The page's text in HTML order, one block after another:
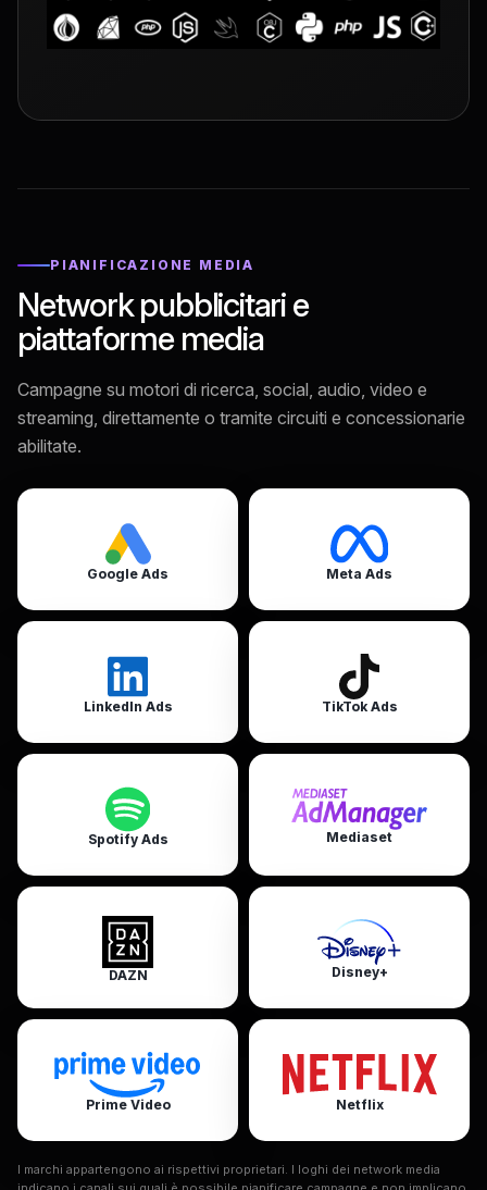
PIANIFICAZIONE MEDIA
Network pubblicitari e
piattaforme media
Campagne su motori di ricerca, social, audio, video e
streaming, direttamente o tramite circuiti e concessionarie
abilitate.
Google Ads Meta Ads
LinkedIn Ads TikTok Ads
Spotify Ads Mediaset
DAZN Disney+
Prime Video Netflix
I marchi appartengono ai rispettivi proprietari. I loghi dei network media